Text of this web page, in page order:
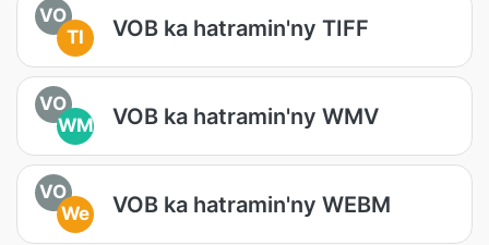
VO
TI
VOB ka hatramin'ny TIFF
VO
WM
VOB ka hatramin'ny WMV
VO
We
VOB ka hatramin'ny WEBM